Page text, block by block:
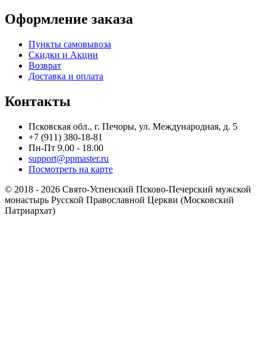
Оформление заказа
Пункты самовывоза
Скидки и Акции
Возврат
Доставка и оплата
Контакты
Псковская обл., г. Печоры, ул. Международная, д. 5
+7 (911) 380-18-81
Пн-Пт 9.00 - 18.00
support@ppmaster.ru
Посмотреть на карте
© 2018 - 2026 Свято-Успенский Псково-Печерский мужской
монастырь Русской Православной Церкви (Московский
Патриархат)